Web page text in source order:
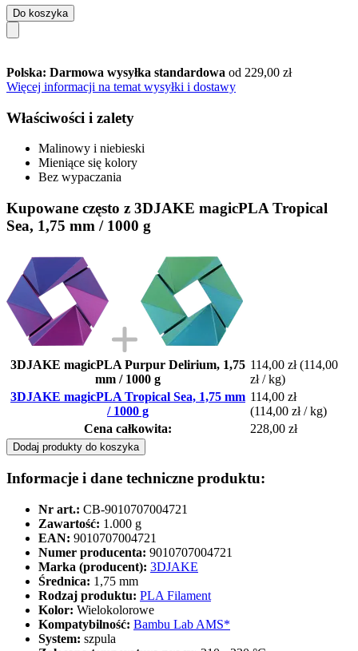
Do koszyka
Polska: Darmowa wysyłka standardowa od 229,00 zł
Więcej informacji na temat wysyłki i dostawy
Właściwości i zalety
Malinowy i niebieski
Mieniące się kolory
Bez wypaczania
Kupowane często z 3DJAKE magicPLA Tropical
Sea, 1,75 mm / 1000 g
3DJAKE magicPLA Purpur Delirium, 1,75
mm / 1000 g
114,00 zł (114,00
zł / kg)
3DJAKE magicPLA Tropical Sea, 1,75 mm
/ 1000 g
114,00 zł
(114,00 zł / kg)
Cena całkowita:
228,00 zł
Dodaj produkty do koszyka
Informacje i dane techniczne produktu:
Nr art.: CB-9010707004721
Zawartość: 1.000 g
EAN: 9010707004721
Numer producenta: 9010707004721
Marka (producent): 3DJAKE
Średnica: 1,75 mm
Rodzaj produktu: PLA Filament
Kolor: Wielokolorowe
Kompatybilność: Bambu Lab AMS*
System: szpula